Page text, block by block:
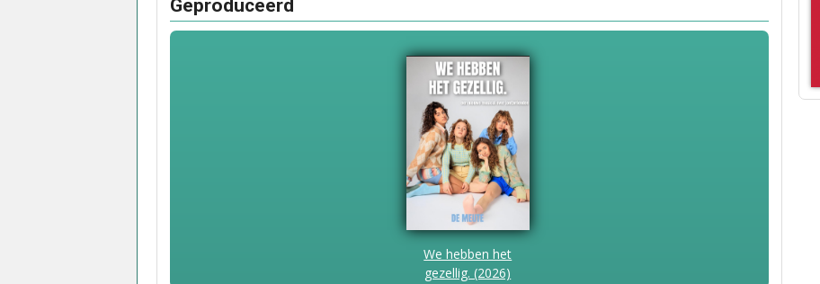
Geproduceerd
We hebben het
gezellig. (2026)